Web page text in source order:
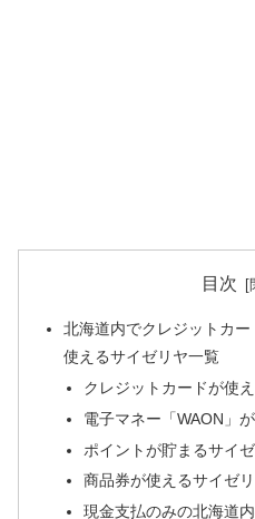
目次
北海道内でクレジットカ
使えるサイゼリヤ一覧
クレジットカードが使
電子マネー「WAON」
ポイントが貯まるサイ
商品券が使えるサイゼ
現金支払のみの北海道